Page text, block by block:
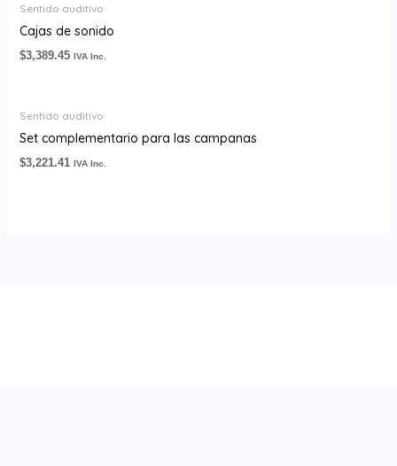
Sentido auditivo
Cajas de sonido
$3,389.45 IVA Inc.
Sentido auditivo
Set complementario para las campanas
$3,221.41 IVA Inc.